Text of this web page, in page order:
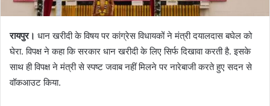
रायपुर। धान खरीदी के विषय पर कांग्रेस विधायकों ने मंत्री दयालदास बघेल को
घेरा. विपक्ष ने कहा कि सरकार धान खरीदी के लिए सिर्फ दिखावा करती है. इसके
साथ ही विपक्ष ने मंत्री से स्पष्ट जवाब नहीं मिलने पर नारेबाजी करते हुए सदन से
वॉकआउट किया.